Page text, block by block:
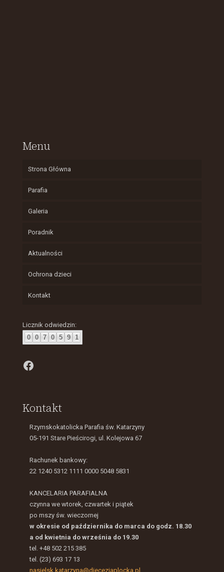
Menu
Strona Główna
Parafia
Galeria
Poradnik
Aktualności
Ochrona dzieci
Kontakt
Licznik odwiedzin:
0
0 7 0 5 9 1
Facebook
Kontakt
Rzymskokatolicka Parafia św. Katarzyny
05-191 Stare Pieścirogi, ul. Kolejowa 67
Rachunek bankowy:
22 1240 5312 1111 0000 5048 5831
KANCELARIA PARAFIALNA
czynna we wtorek, czwartek i piątek
po mszy św. wieczornej
w okresie od października do marca do godz. 18.30
a od kwietnia do września do 19.30
tel. +48 502 215 385
tel. (23) 693 17 13
nasielsk.katarzyna@diecezjaplocka.pl